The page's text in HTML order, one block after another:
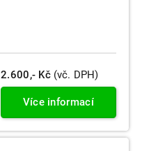
2.600,- Kč (vč. DPH)
Více informací